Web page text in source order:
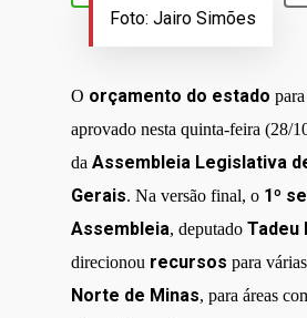
Foto: Jairo Simões
O orçamento do estado
aprovado nesta quinta-feira (28/
da Assembleia Legislativa
Gerais. Na versão final, o 1º
Assembleia, deputado Tadeu
direcionou recursos para
Norte de Minas, para áreas